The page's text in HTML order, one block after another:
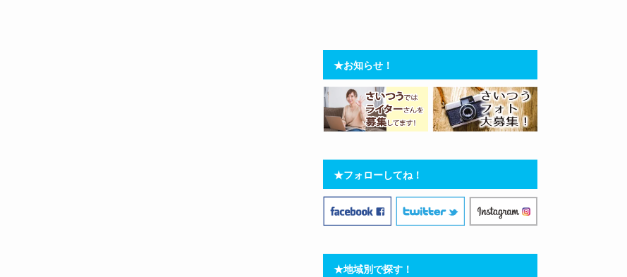
★お知らせ！
★フォローしてね！
★地域別で探す！